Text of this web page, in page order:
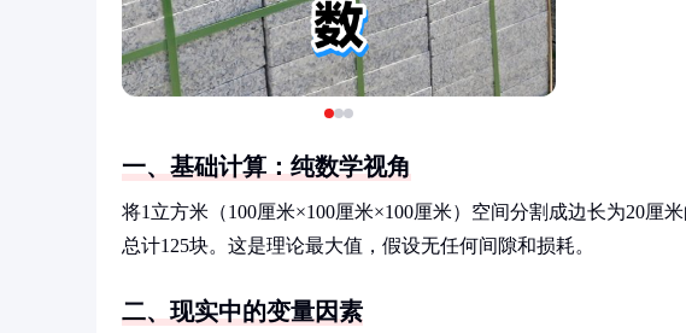
一、基础计算：纯数学视角
将1立方米（100厘米×100厘米×100厘米）空间分割成边长为20厘
总计125块。这是理论最大值，假设无任何间隙和损耗。
二、现实中的变量因素